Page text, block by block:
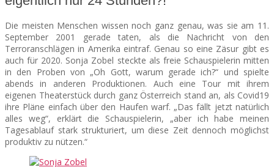
Die meisten Menschen wissen noch ganz genau, was sie am 11.
September 2001 gerade taten, als die Nachricht von den
Terroranschlägen in Amerika eintraf. Genau so eine Zäsur gibt es
auch für 2020. Sonja Zobel steckte als freie Schauspielerin mitten
in den Proben von „Oh Gott, warum gerade ich?“ und spielte
abends in anderen Produktionen. Auch eine Tour mit ihrem
eigenen Theaterstück durch ganz Österreich stand an, als Covid19
ihre Pläne einfach über den Haufen warf. „Das fällt jetzt natürlich
alles weg“, erklärt die Schauspielerin, „aber ich habe meinen
Tagesablauf stark strukturiert, um diese Zeit dennoch möglichst
produktiv zu nützen.“